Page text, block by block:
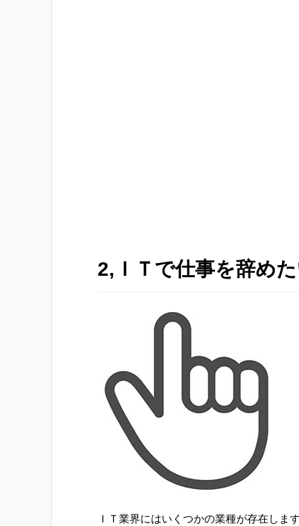
2,ＩＴで仕事を辞め
ＩＴ業界にはいくつかの業種が存在します